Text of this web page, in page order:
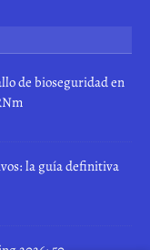
de bioseguridad en
la guía definitiva